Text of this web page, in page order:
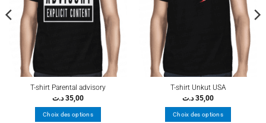
T-shirt Parental advisory
35,00 د.ت
Choix des options
T-shirt Unkut USA
35,00 د.ت
Choix des options